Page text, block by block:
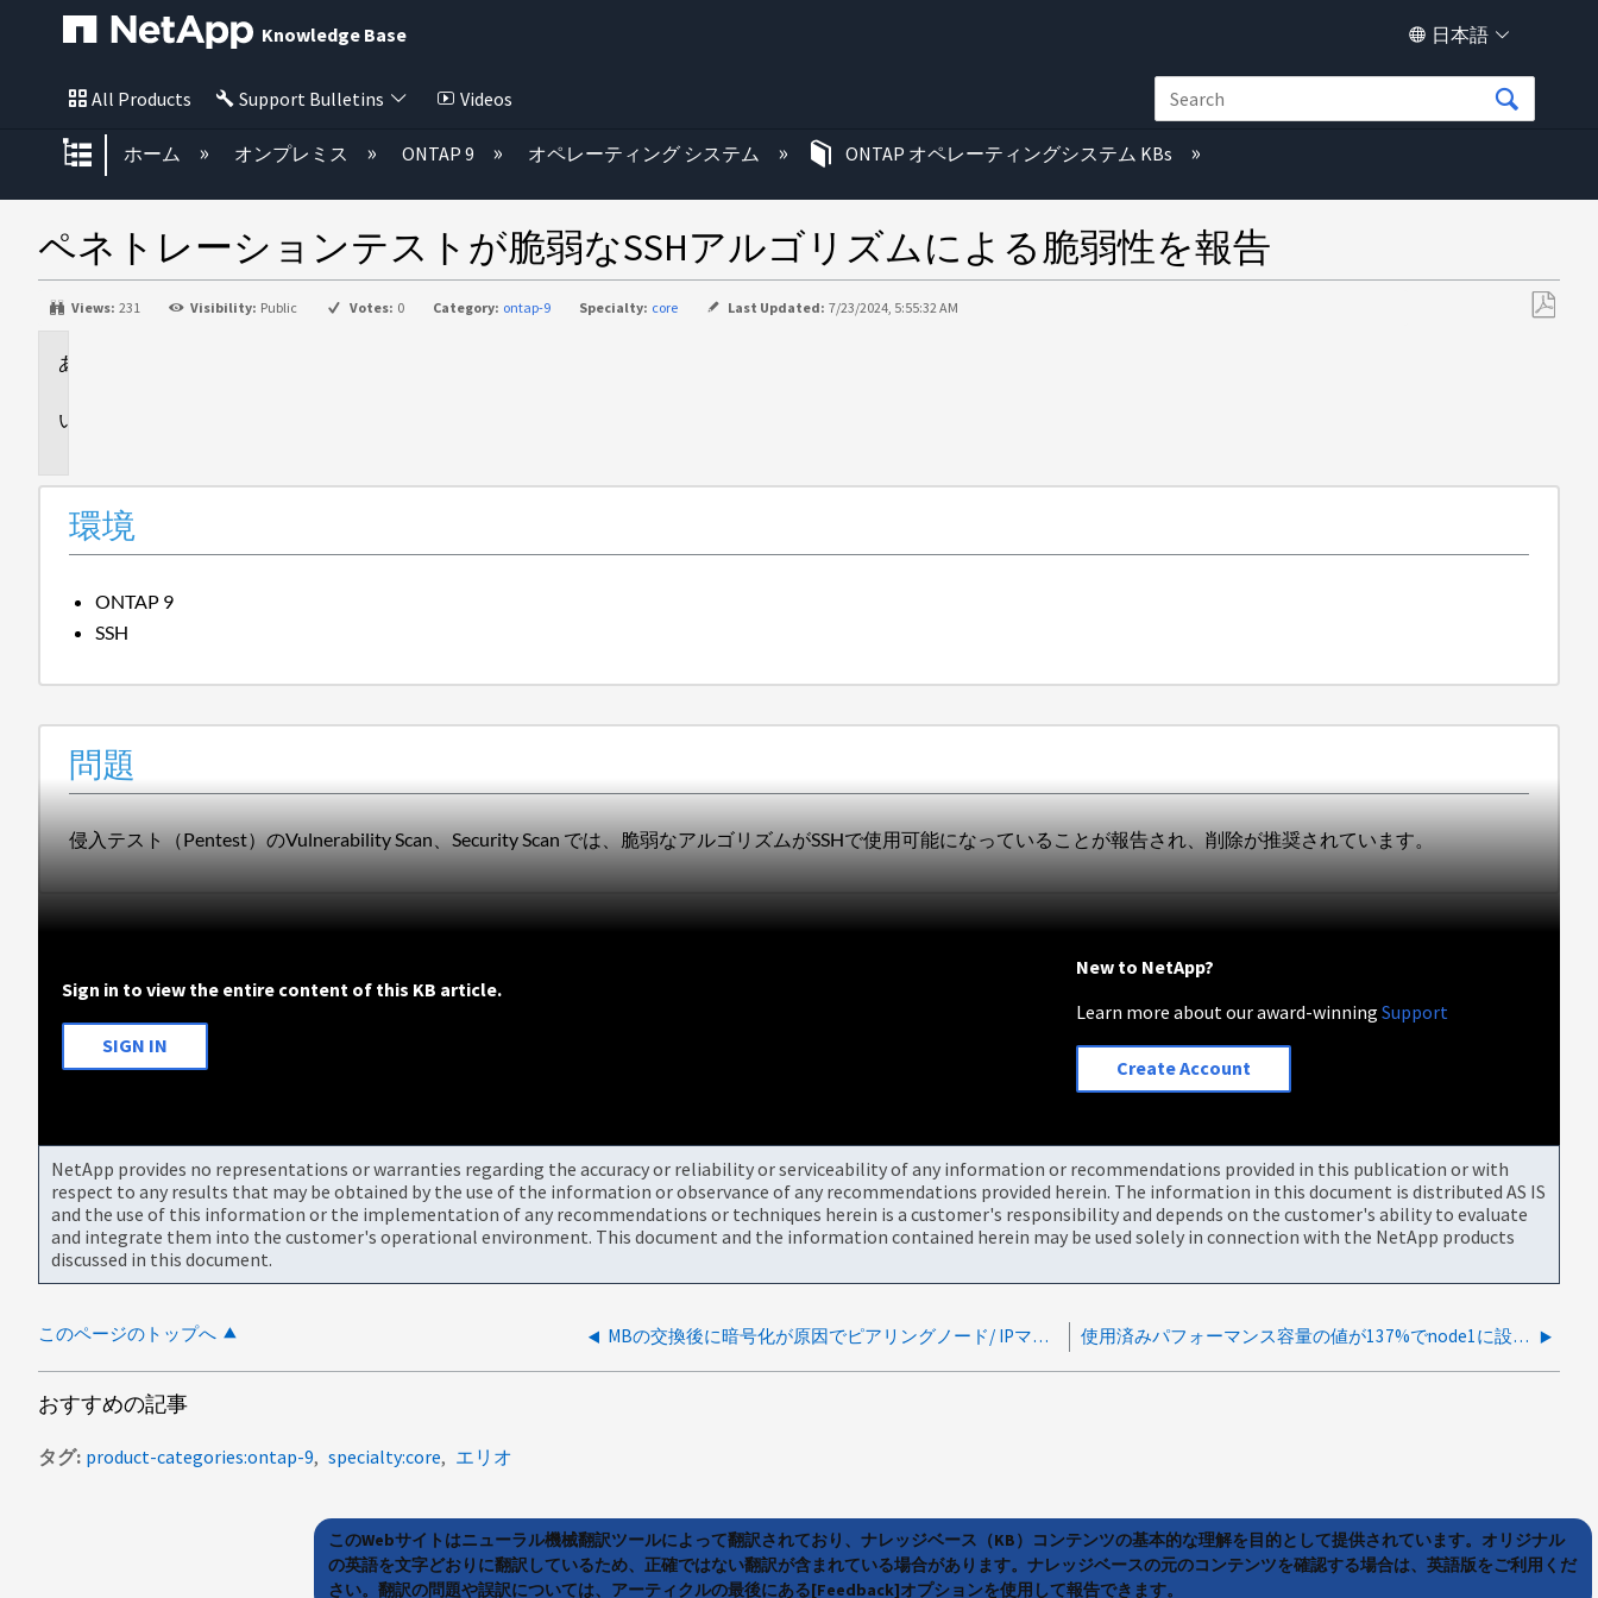
Knowledge Base 日本語
All Products Support Bulletins Videos
グローバル階層を展開/折りたたむ
ホーム オンプレミス ONTAP 9 オペレーティング システム ONTAP オペレーティングシステム KBs
ペネトレーションテストが脆弱なSSHアルゴリズムによる脆弱性を報告
Views: 231 Visibility: Public Votes: 0 Category: ontap-9 Specialty: core Last Updated: 7/23/2024, 5:55:32 AM
環境
ONTAP 9
SSH
問題
侵入テスト（Pentest）のVulnerability Scan、Security Scan では、脆弱なアルゴリズムがSSHで使用可能になっていることが報告され、削除が推奨されています。
Sign in to view the entire content of this KB article.
SIGN IN
New to NetApp?
Learn more about our award-winningSupport
Create Account
NetApp provides no representations or warranties regarding the accuracy or reliability or serviceability of any information or recommendations provided in this publication or with
respect to any results that may be obtained by the use of the information or observance of any recommendations provided herein. The information in this document is distributed AS IS
and the use of this information or the implementation of any recommendations or techniques herein is a customer's responsibility and depends on the customer's ability to evaluate
and integrate them into the customer's operational environment. This document and the information contained herein may be used solely in connection with the NetApp products
discussed in this document.
このページのトップへ MBの交換後に暗号化が原因でピアリングノード/ IPマップが失敗する 使用済みパフォーマンス容量の値が137%でnode1に設定されています
おすすめの記事
タグ product-categories:ontap-9 specialty:core エリオ
このWebサイトはニューラル機械翻訳ツールによって翻訳されており、ナレッジベース（KB）コンテンツの基本的な理解を目的として提供されています。オリジナル
の英語を文字どおりに翻訳しているため、正確ではない翻訳が含まれている場合があります。ナレッジベースの元のコンテンツを確認する場合は、英語版をご利用くだ
さい。翻訳の問題や誤訳については、アーティクルの最後にある[Feedback]オプションを使用して報告できます。